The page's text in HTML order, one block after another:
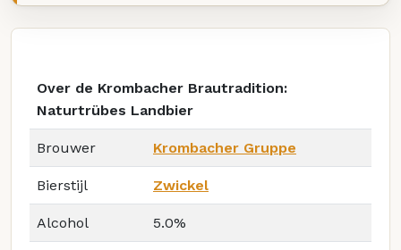
Over de Krombacher Brautradition:
Naturtrübes Landbier
Brouwer Krombacher Gruppe
Bierstijl Zwickel
Alcohol 5.0%